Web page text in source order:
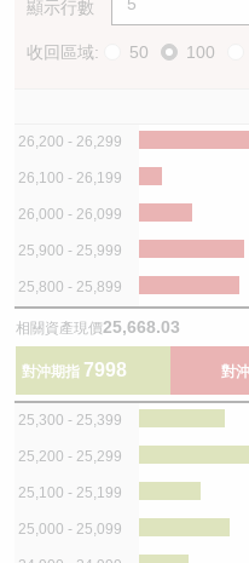
顯示行數
收回區域: 50 100
26,200 - 26,299
26,100 - 26,199
26,000 - 26,099
25,900 - 25,999
25,800 - 25,899
相關資產現價25,668.03
對沖期指 7998 對
25,300 - 25,399
25,200 - 25,299
25,100 - 25,199
25,000 - 25,099